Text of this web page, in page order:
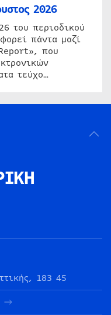
2026
του περιοδικού
πάντα μαζί
που
τεύχο…
183 45